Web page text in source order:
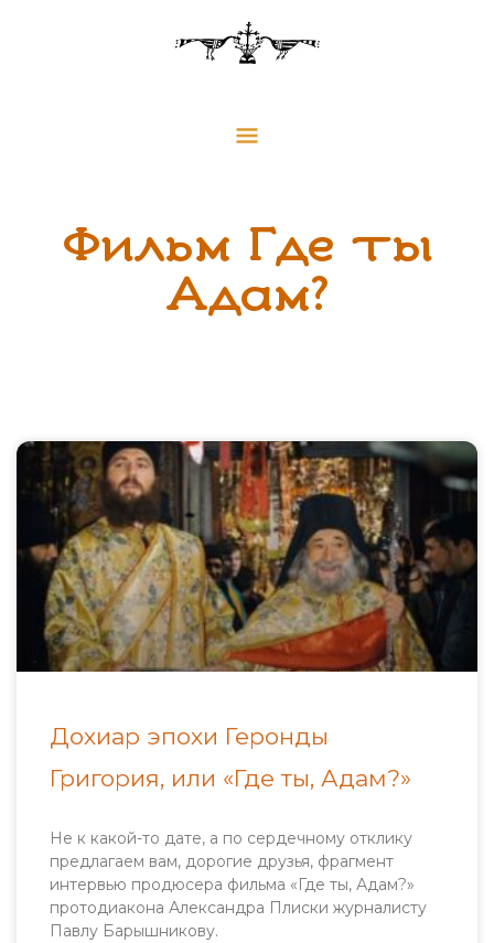
Главное
Фильм Где ты
Адам?
Дохиар эпохи Геронды
Григория, или «Где ты, Адам?»
Не к какой-то дате, а по сердечному отклику
предлагаем вам, дорогие друзья, фрагмент
интервью продюсера фильма «Где ты, Адам?»
протодиакона Александра Плиски журналисту
Павлу Барышникову.